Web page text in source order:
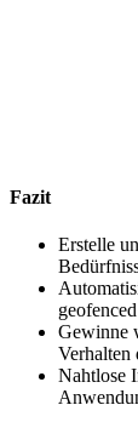
Fazit
Erstelle
Gewinne
Verhalten
Nahtlose